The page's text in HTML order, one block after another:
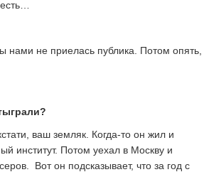
не приелась публика. Потом опять,
ваш земляк. Когда-то он жил и
институт. Потом уехал в Москву и
Вот он подсказывает, что за год с